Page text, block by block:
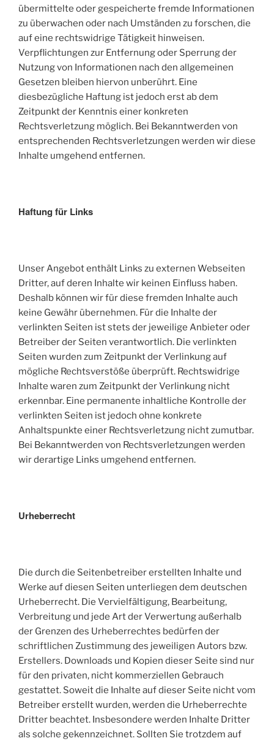
übermittelte oder gespeicherte fremde Informationen
zu überwachen oder nach Umständen zu forschen, die
auf eine rechtswidrige Tätigkeit hinweisen.
Verpflichtungen zur Entfernung oder Sperrung der
Nutzung von Informationen nach den allgemeinen
Gesetzen bleiben hiervon unberührt. Eine
diesbezügliche Haftung ist jedoch erst ab dem
Zeitpunkt der Kenntnis einer konkreten
Rechtsverletzung möglich. Bei Bekanntwerden von
entsprechenden Rechtsverletzungen werden wir diese
Inhalte umgehend entfernen.
Haftung für Links
Unser Angebot enthält Links zu externen Webseiten
Dritter, auf deren Inhalte wir keinen Einfluss haben.
Deshalb können wir für diese fremden Inhalte auch
keine Gewähr übernehmen. Für die Inhalte der
verlinkten Seiten ist stets der jeweilige Anbieter oder
Betreiber der Seiten verantwortlich. Die verlinkten
Seiten wurden zum Zeitpunkt der Verlinkung auf
mögliche Rechtsverstöße überprüft. Rechtswidrige
Inhalte waren zum Zeitpunkt der Verlinkung nicht
erkennbar. Eine permanente inhaltliche Kontrolle der
verlinkten Seiten ist jedoch ohne konkrete
Anhaltspunkte einer Rechtsverletzung nicht zumutbar.
Bei Bekanntwerden von Rechtsverletzungen werden
wir derartige Links umgehend entfernen.
Urheberrecht
Die durch die Seitenbetreiber erstellten Inhalte und
Werke auf diesen Seiten unterliegen dem deutschen
Urheberrecht. Die Vervielfältigung, Bearbeitung,
Verbreitung und jede Art der Verwertung außerhalb
der Grenzen des Urheberrechtes bedürfen der
schriftlichen Zustimmung des jeweiligen Autors bzw.
Erstellers. Downloads und Kopien dieser Seite sind nur
für den privaten, nicht kommerziellen Gebrauch
gestattet. Soweit die Inhalte auf dieser Seite nicht vom
Betreiber erstellt wurden, werden die Urheberrechte
Dritter beachtet. Insbesondere werden Inhalte Dritter
als solche gekennzeichnet. Sollten Sie trotzdem auf